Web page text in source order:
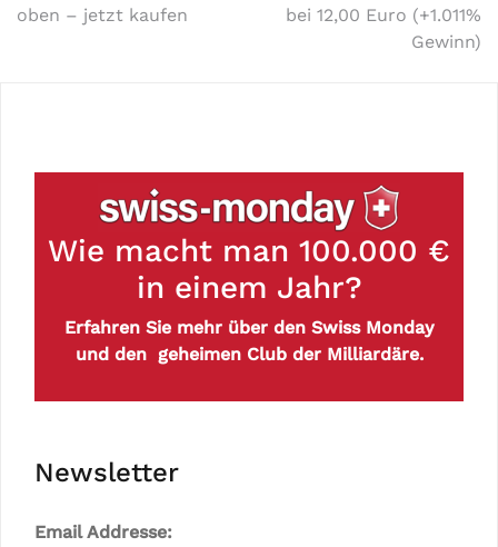
oben – jetzt kaufen
bei 12,00 Euro (+1.011%
Gewinn)
Wie macht man 100.000 €
in einem Jahr?
Erfahren Sie mehr über den Swiss Monday
und den geheimen Club der Milliardäre.
Newsletter
Email Addresse: